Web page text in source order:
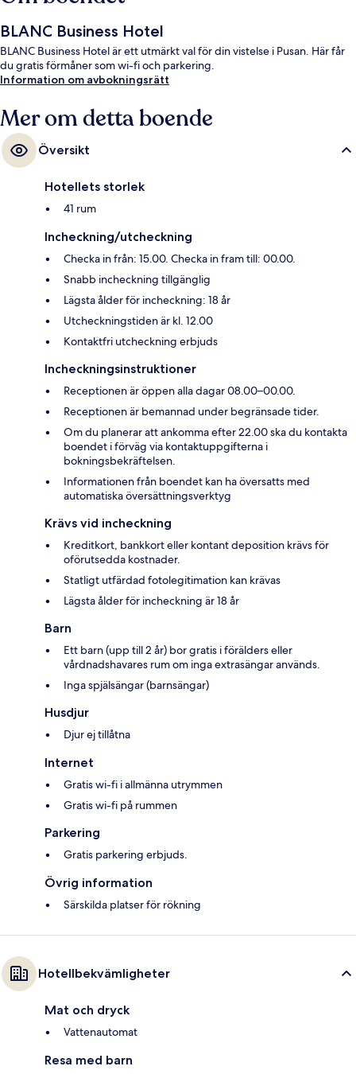
BLANC Business Hotel
BLANC Business Hotel är ett utmärkt val för din vistelse i Pusan. Här får
du gratis förmåner som wi-fi och parkering.
Information om avbokningsrätt
Mer om detta boende
Översikt
Hotellets storlek
41 rum
Incheckning/utcheckning
Checka in från: 15.00. Checka in fram till: 00.00.
Snabb incheckning tillgänglig
Lägsta ålder för incheckning: 18 år
Utcheckningstiden är kl. 12.00
Kontaktfri utcheckning erbjuds
Incheckningsinstruktioner
Receptionen är öppen alla dagar 08.00–00.00.
Receptionen är bemannad under begränsade tider.
Om du planerar att ankomma efter 22.00 ska du kontakta
boendet i förväg via kontaktuppgifterna i
bokningsbekräftelsen.
Informationen från boendet kan ha översatts med
automatiska översättningsverktyg
Krävs vid incheckning
Kreditkort, bankkort eller kontant deposition krävs för
oförutsedda kostnader.
Statligt utfärdad fotolegitimation kan krävas
Lägsta ålder för incheckning är 18 år
Barn
Ett barn (upp till 2 år) bor gratis i förälders eller
vårdnadshavares rum om inga extrasängar används.
Inga spjälsängar (barnsängar)
Husdjur
Djur ej tillåtna
Internet
Gratis wi-fi i allmänna utrymmen
Gratis wi-fi på rummen
Parkering
Gratis parkering erbjuds.
Övrig information
Särskilda platser för rökning
Hotellbekvämligheter
Mat och dryck
Vattenautomat
Resa med barn